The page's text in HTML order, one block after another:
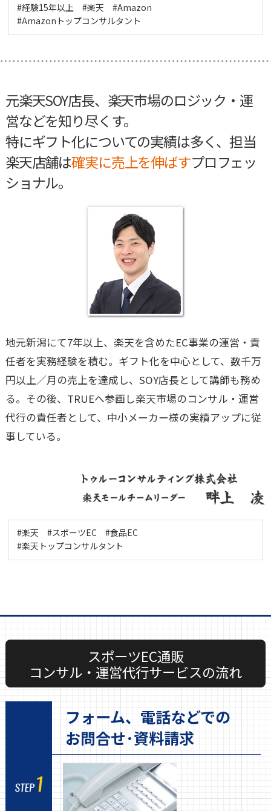
#経験15年以上 #楽天 #Amazon
#Amazonトップコンサルタント
元楽天SOY店長、楽天市場のロジック・運
営などを知り尽くす。
特にギフト化についての実績は多く、担当
楽天店舗は確実に売上を伸ばすプロフェッ
ショナル。
地元新潟にて7年以上、楽天を含めたEC事業の運営・責
任者を実務経験を積む。ギフト化を中心として、数千万
円以上／月の売上を達成し、SOY店長として講師も務め
る。その後、TRUEへ参画し楽天市場のコンサル・運営
代行の責任者として、中小メーカー様の実績アップに従
事している。
#楽天 #スポーツEC #食品EC
#楽天トップコンサルタント
スポーツEC通販
コンサル・運営代行サービスの流れ
フォーム、電話などでの
お問合せ･資料請求